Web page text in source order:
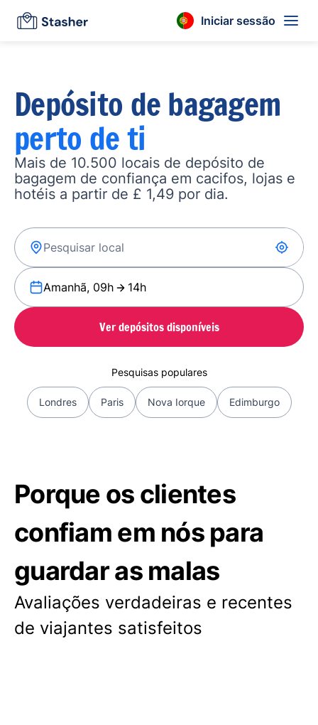
Iniciar sessão
Depósito de bagagem
perto de ti
Mais de 10.500 locais de depósito de
bagagem de confiança em cacifos, lojas e
hotéis a partir de £ 1,49 por dia.
Amanhã, 09h 14h
Ver depósitos disponíveis
Pesquisas populares
Londres Paris Nova Iorque Edimburgo
Porque os clientes
confiam em nós para
guardar as malas
Avaliações verdadeiras e recentes
de viajantes satisfeitos